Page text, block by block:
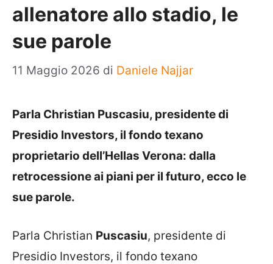
allenatore allo stadio, le
sue parole
11 Maggio 2026 di Daniele Najjar
Parla Christian Puscasiu, presidente di
Presidio Investors, il fondo texano
proprietario dell’Hellas Verona: dalla
retrocessione ai piani per il futuro, ecco le
sue parole.
Parla Christian Puscasiu, presidente di
Presidio Investors, il fondo texano